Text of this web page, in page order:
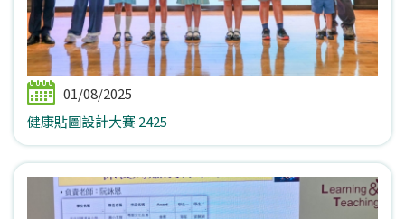
01/08/2025
健康貼圖設計大賽 2425